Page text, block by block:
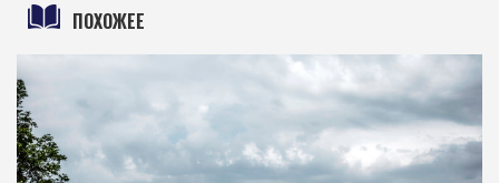
ПОХОЖЕЕ